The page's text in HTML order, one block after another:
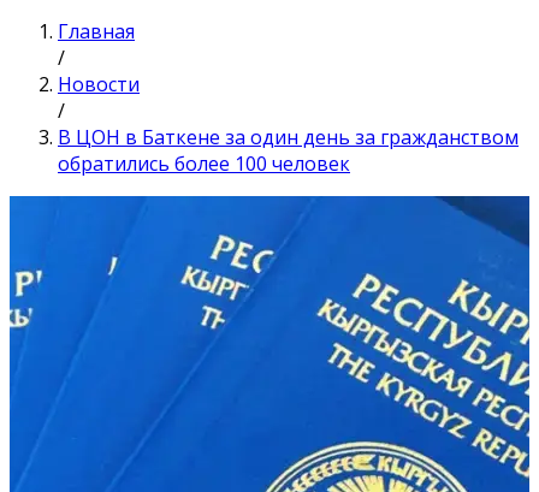
Главная
/
Новости
/
В ЦОН в Баткене за один день за гражданством
обратились более 100 человек